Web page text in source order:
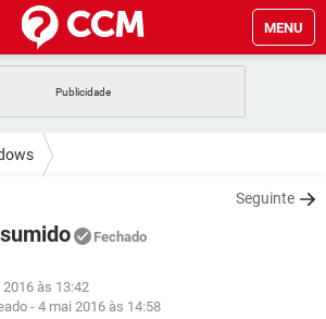
MENU
GMAIL
WHATSAPP
EXCEL
Seguinte
Fechado
2016 às 13:42
-4 mai 2016 às 14:58